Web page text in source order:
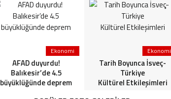
Ekonomi
AFAD duyurdu!
Balıkesir’de 4.5
büyüklüğünde deprem
Ekonomi
Tarih Boyunca İsveç-
Türkiye
Kültürel Etkileşimleri